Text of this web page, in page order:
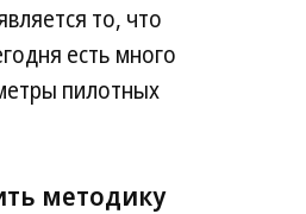
то, что
есть много
пилотных
методику